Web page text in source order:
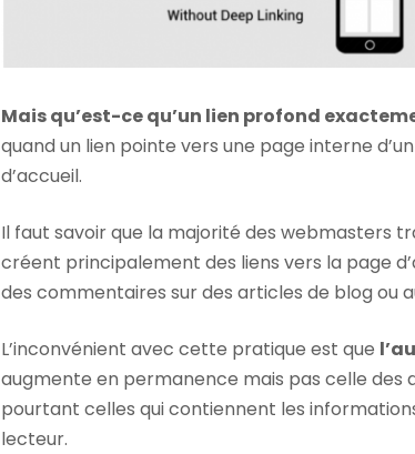
Mais qu’est-ce qu’un lien profond
quand un lien pointe vers une page interne
d’accueil.
Il faut savoir que la majorité des webmasters
créent principalement des liens vers la page
des commentaires sur des articles de blog ou
L’inconvénient avec cette pratique est que
augmente en permanence mais pas celle des
pourtant celles qui contiennent les
lecteur.